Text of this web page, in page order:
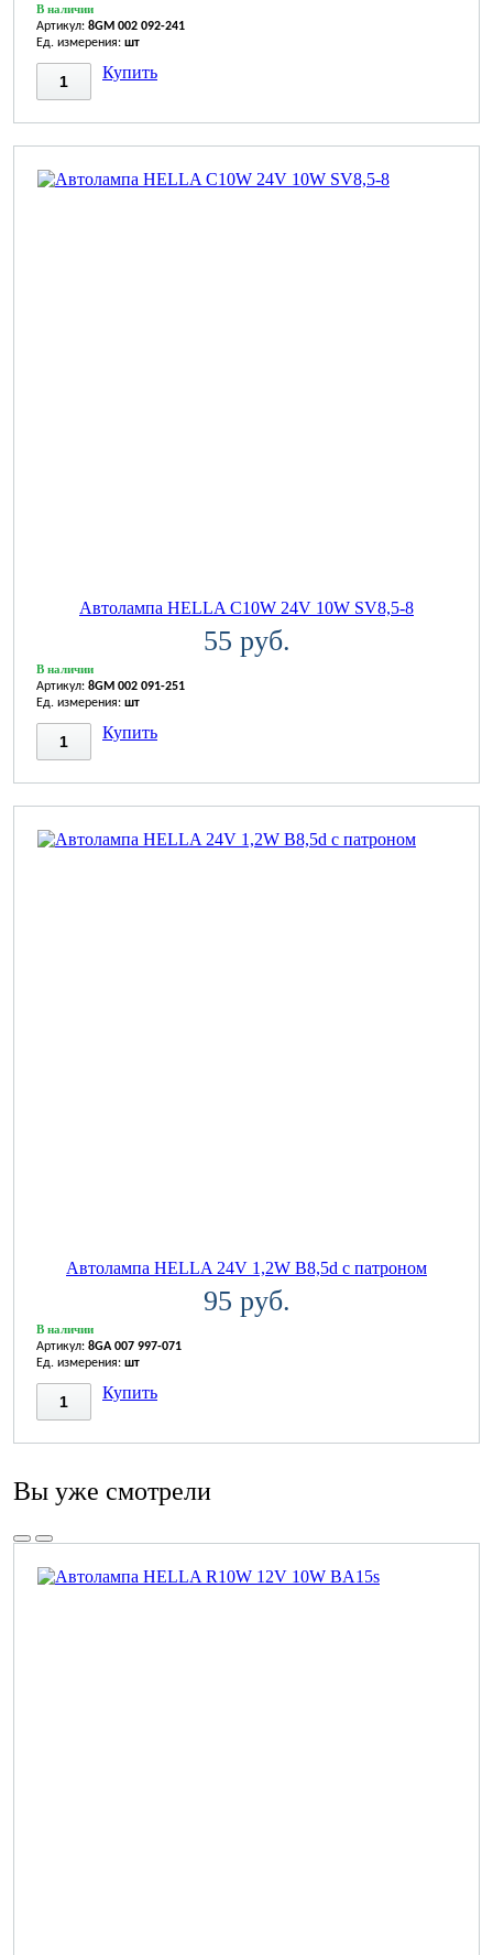
В наличии
Артикул: 8GM 002 092-241
Ед. измерения: шт
Купить
Автолампа HELLA C10W 24V 10W SV8,5-8
55 руб.
В наличии
Артикул: 8GM 002 091-251
Ед. измерения: шт
Купить
Автолампа HELLA 24V 1,2W B8,5d с патроном
95 руб.
В наличии
Артикул: 8GA 007 997-071
Ед. измерения: шт
Купить
Вы уже смотрели